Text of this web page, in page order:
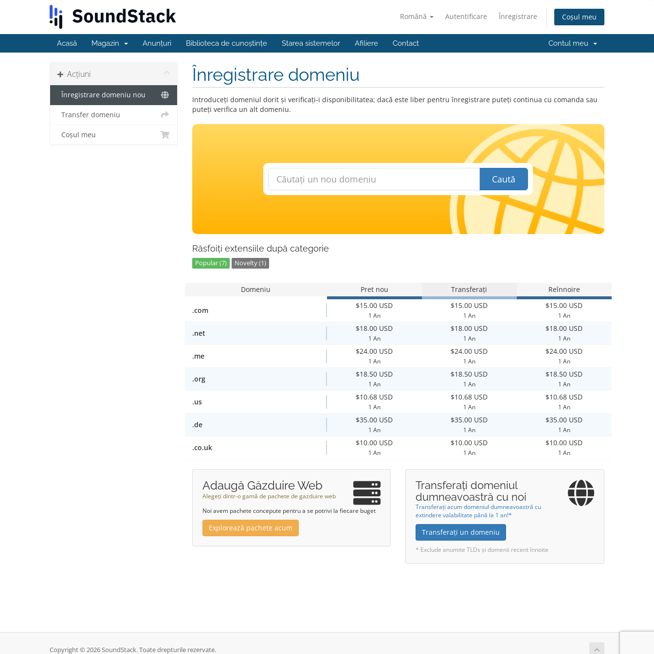
Română Autentificare Înregistrare Coșul meu
Acasă Magazin Anunțuri Biblioteca de cunoștințe Starea sistemelor Afiliere Contact Contul meu
Acțiuni
Înregistrare domeniu nou
Transfer domeniu
Coșul meu
Înregistrare domeniu
Introduceți domeniul dorit și verificați-i disponibilitatea; dacă este liber pentru înregistrare puteți continua cu comanda sau
puteți verifica un alt domeniu.
Caută
Răsfoiți extensiile după categorie
Popular (7) Novelty (1)
Domeniu Pret nou Transferați Reînnoire
.com
$15.00 USD
1 An
$15.00 USD
1 An
$15.00 USD
1 An
.net
$18.00 USD
1 An
$18.00 USD
1 An
$18.00 USD
1 An
.me
$24.00 USD
1 An
$24.00 USD
1 An
$24.00 USD
1 An
.org
$18.50 USD
1 An
$18.50 USD
1 An
$18.50 USD
1 An
.us
$10.68 USD
1 An
$10.68 USD
1 An
$10.68 USD
1 An
.de
$35.00 USD
1 An
$35.00 USD
1 An
$35.00 USD
1 An
.co.uk
$10.00 USD
1 An
$10.00 USD
1 An
$10.00 USD
1 An
Adaugă Găzduire Web
Alegeți dintr-o gamă de pachete de gazduire web
Noi avem pachete concepute pentru a se potrivi la fiecare buget
Explorează pachete acum
Transferați domeniul
dumneavoastră cu noi
Transferați acum domeniul dumneavoastră cu
extindere valabilitate până la 1 an!*
Transferați un domeniu
* Exclude anumite TLDs și domenii recent înnoite
Copyright © 2026 SoundStack. Toate drepturile rezervate.